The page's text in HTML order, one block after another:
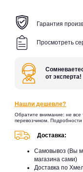
Гарантия
Просмотреть
от эксперта!
Нашли дешевле?
Обратите внимание: не
перевозчиком.
Доставка:
Самовывоз (Вы
магазина сами)
Доставка по